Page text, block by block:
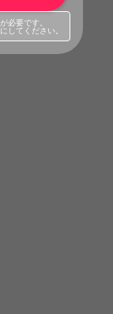
必要です。
してください。